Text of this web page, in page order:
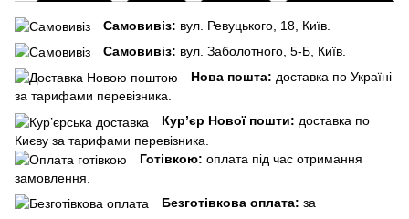
Самовивіз: вул. Ревуцького, 18, Київ.
Самовивіз: вул. Заболотного, 5-Б, Київ.
Нова пошта: доставка по Україні
за тарифами перевізника.
Кур’єр Нової пошти: доставка по
Києву за тарифами перевізника.
Готівкою: оплата під час отримання
замовлення.
Безготівкова оплата: за